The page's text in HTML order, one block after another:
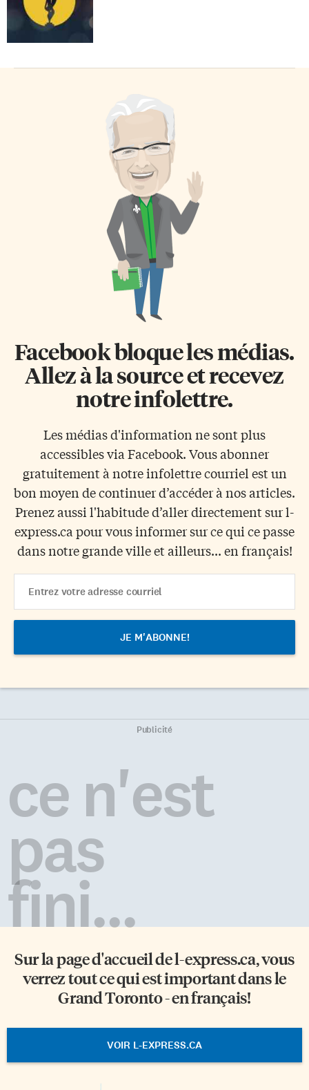
Facebook bloque les médias.
Allez à la source et recevez
notre infolettre.
Les médias d'information ne sont plus
accessibles via Facebook. Vous abonner
gratuitement à notre infolettre courriel est un
bon moyen de continuer d’accéder à nos articles.
Prenez aussi l'habitude d’aller directement sur l-
express.ca pour vous informer sur ce qui ce passe
dans notre grande ville et ailleurs... en français!
Address
Publicité
ce n'est
pas
fini...
Sur la page d'accueil del-express.ca, vous
verrez tout ce qui est important dans le
Grand Toronto - en français!
VOIR L-EXPRESS.CA